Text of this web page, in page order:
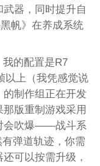
器，同时提升自
帆》在养成系统
的配置是R7
以上（我凭感觉说
的制作组正在开发
那版重制游戏采用
会吹爆——战斗系
弹道轨迹，你需
可以按需升级，